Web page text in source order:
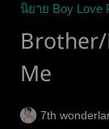
นิยาย Boy Love
Me
7th